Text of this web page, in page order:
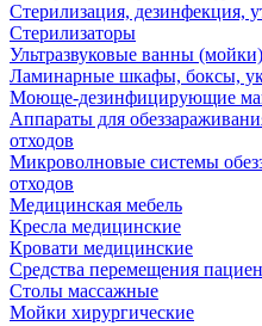
Стерилизация, дезинфекция,
Стерилизаторы
Ультразвуковые ванны (мойки)
Ламинарные шкафы, боксы,
Моюще-дезинфицирующие
Аппараты для
отходов
Микроволновые системы
отходов
Медицинская мебель
Кресла медицинские
Кровати медицинские
Средства перемещения
Столы массажные
Мойки хирургические